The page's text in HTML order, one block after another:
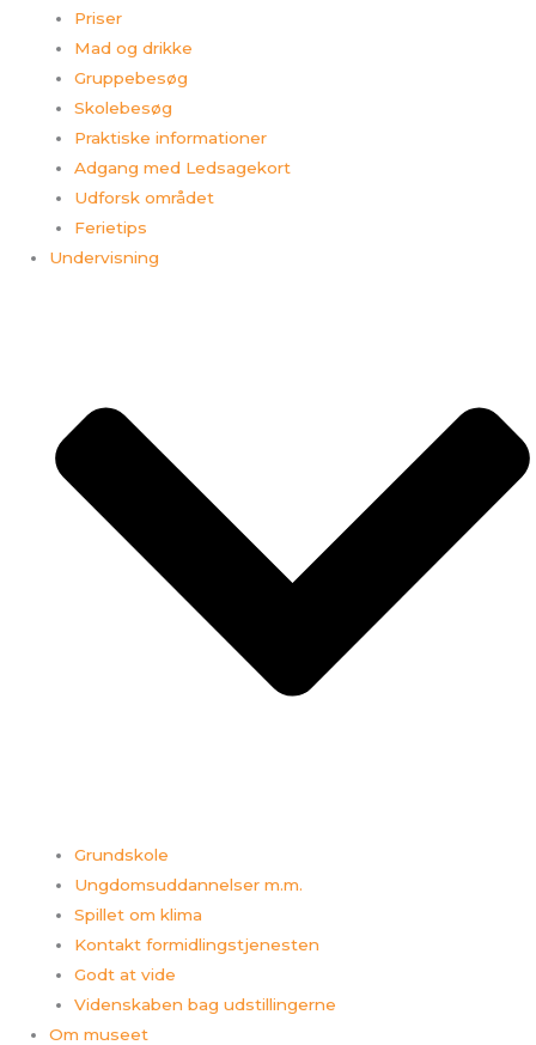
Priser
Mad og drikke
Gruppebesøg
Skolebesøg
Praktiske informationer
Adgang med Ledsagekort
Udforsk området
Ferietips​
Undervisning
Grundskole
Ungdomsuddannelser m.m.
Spillet om klima
Kontakt formidlingstjenesten
Godt at vide
Videnskaben bag udstillingerne
Om museet